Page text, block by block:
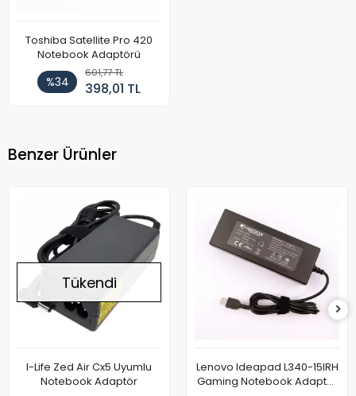
Toshiba Satellite Pro 420
Notebook Adaptörü
%34
601,77 TL
398,01 TL
Benzer Ürünler
Tükendi
I-Life Zed Air Cx5 Uyumlu
Notebook Adaptör
Lenovo Ideapad L340-15IRH
Gaming Notebook Adaptör